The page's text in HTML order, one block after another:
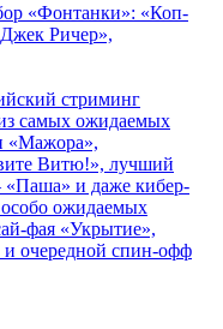
«Фонтанки»: «Коп-
Ричер»,
стриминг
самых ожидаемых
«Мажора»,
Витю!», лучший
«Паша» и даже кибер-
ожидаемых
фая «Укрытие»,
и очередной спин-офф